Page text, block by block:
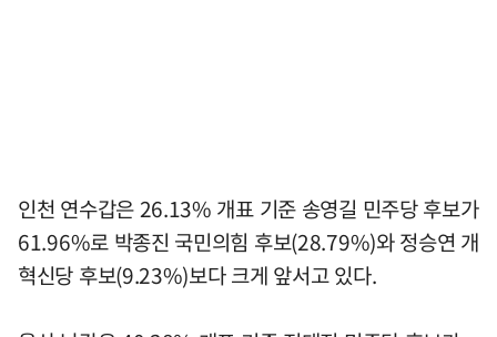
인천 연수갑은 26.13% 개표 기준 송영길 민주당 후보가
61.96%로 박종진 국민의힘 후보(28.79%)와 정승연 개
혁신당 후보(9.23%)보다 크게 앞서고 있다.